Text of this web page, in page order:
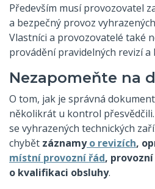
Především musí provozovatel
a bezpečný provoz
Vlastníci a provozovatelé také
provádění pravidelných revizí a
Nezapomeňte na
O tom, jak je správná
několikrát u kontrol
se vyhrazených technických
chybět záznamyo revizích,
místní provozní řád,
o kvalifikaci obsluhy.